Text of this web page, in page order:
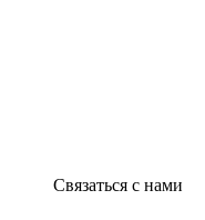
Связаться с нами